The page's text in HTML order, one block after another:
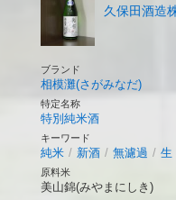
久保田酒造
ブランド
相模灘(さがみなだ)
特定名称
特別純米酒
キーワード
純米 / 新酒 / 無濾過 / 生
原料米
美山錦(みやまにしき)